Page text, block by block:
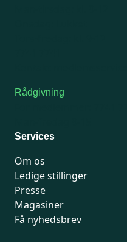
Rådgivning
Services
Om os
Ledige stillinger
Presse
Magasiner
Få nyhedsbrev